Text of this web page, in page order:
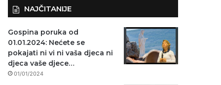
NAJČITANIJE
Gospina poruka od
01.01.2024: Nećete se
pokajati ni vi ni vaša djeca ni
djeca vaše djece…
01/01/2024